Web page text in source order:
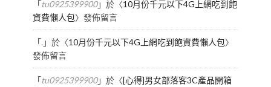
「tu0925399900」於〈10月份千元以下4G上網吃到飽
資費懶人包〉發佈留言
「.」於〈10月份千元以下4G上網吃到飽資費懶人包〉
發佈留言
「tu0925399900」於〈[心得]男女部落客3C產品開箱